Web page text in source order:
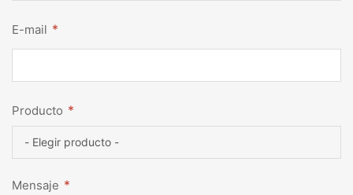
E-mail *
Producto *
Mensaje *